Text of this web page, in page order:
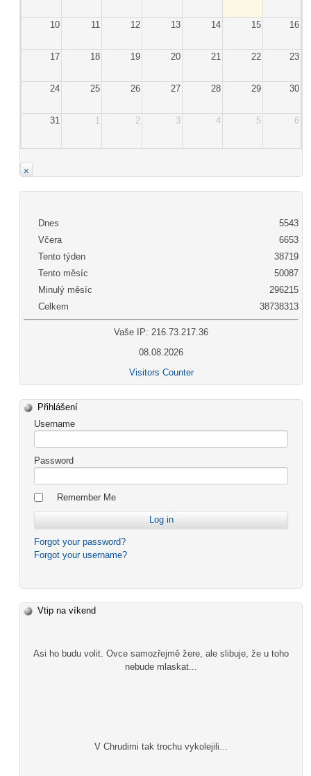
10 11 12 13 14 15 16
17 18 19 20 21 22 23
24 25 26 27 28 29 30
31 1 2 3 4 5 6
×
Dnes
Včera
Tento týden
Tento měsíc
Minulý měsíc
Celkem
5543
6653
38719
50087
296215
38738313
Vaše IP: 216.73.217.36
08.08.2026
Visitors Counter
Přihlášení
Username
Password
Remember Me
Forgot your password?
Forgot your username?
Vtip na víkend
Asi ho budu volit. Ovce samozřejmě žere, ale slibuje, že u toho
nebude mlaskat...
V Chrudimi tak trochu vykolejili...